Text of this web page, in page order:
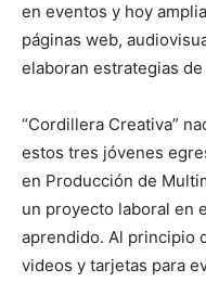
en eventos y hoy
páginas web,
elaboran estrategias
“Cordillera Creativa”
estos tres jóvenes
en Producción de
un proyecto laboral en
aprendido. Al principio
videos y tarjetas para